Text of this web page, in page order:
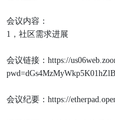
会议内容：
1，社区需求进展
会议链接：https://
会议纪要：https://